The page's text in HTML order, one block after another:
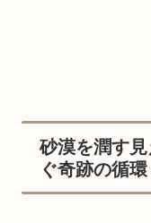
砂漠を潤す
ぐ奇跡の循環